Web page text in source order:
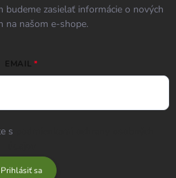
zasielať informácie o nových
na našom e-shope.
EMAIL
s
Prihlásiť sa